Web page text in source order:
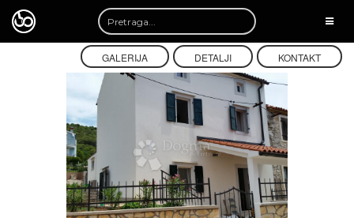
GALERIJA DETALJI KONTAKT